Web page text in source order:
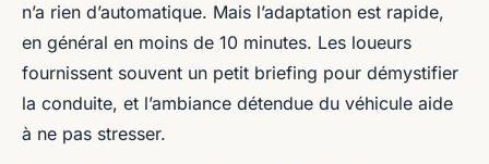
n’a rien d’automatique. Mais l’adaptation est rapide,
en général en moins de 10 minutes. Les loueurs
fournissent souvent un petit briefing pour démystifier
la conduite, et l’ambiance détendue du véhicule aide
à ne pas stresser.